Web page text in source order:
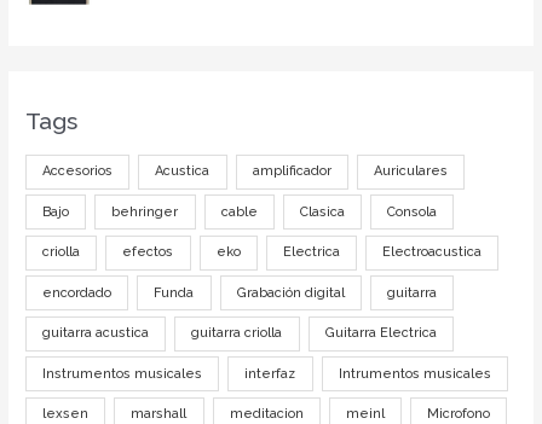
Tags
Accesorios Acustica amplificador Auriculares
Bajo behringer cable Clasica Consola
criolla efectos eko Electrica Electroacustica
encordado Funda Grabación digital guitarra
guitarra acustica guitarra criolla Guitarra Electrica
Instrumentos musicales interfaz Intrumentos musicales
lexsen marshall meditacion meinl Microfono